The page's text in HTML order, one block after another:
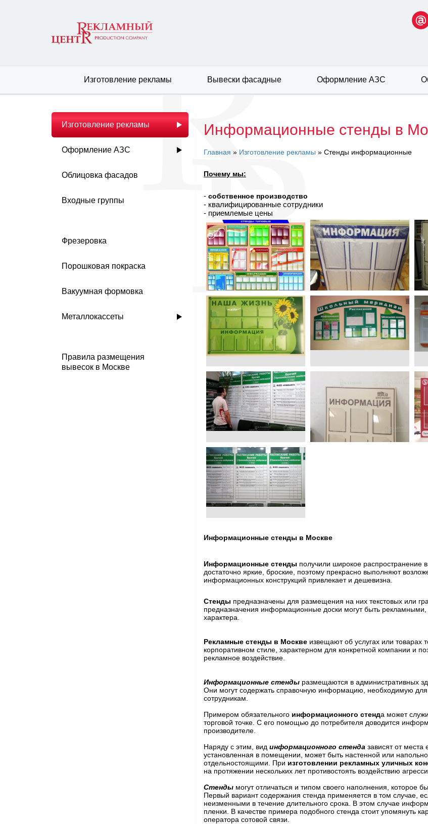
Изготовление рекламы Вывески фасадные Оформление АЗС
Изготовление рекламы
Оформление АЗС
Облицовка фасадов
Входные группы
Фрезеровка
Порошковая покраска
Вакуумная формовка
Металлокассеты
Правила размещения
вывесок в Москве
Информационные стенды в
Главная » Изготовление рекламы » Стенды информационные
Почему мы:
- собственное производство
- квалифицированные сотрудники
- приемлемые цены
Информационные стенды в Москве
Информационные стенды получили широкое распространение
достаточно яркие, броские, поэтому прекрасно выполняют
информационных конструкций привлекает и дешевизна.
Стенды предназначены для размещения на них текстовых или
предназначения информационные доски могут быть
характера.
Рекламные стенды в Москве извещают об услугах или
корпоративном стиле, характерном для конкретной компании и
рекламное воздействие.
Информационные стенды размещаются в административных
Они могут содержать справочную информацию, необходимую
сотрудникам.
Примером обязательного информационного стенда может
торговой точке. С его помощью до потребителя доводится
производителе.
Наряду с этим, вид информационного стенда зависят от
установленная в помещении, может быть настенной или
отдельностоящими. При изготовлении рекламных уличных
на протяжении нескольких лет противостоять воздействию
Стенды могут отличаться и типом своего наполнения,
Первый вариант содержания стенда применяется в том случае,
неизменными в течение длительного срока. В этом случае
пленки. В качестве примера подобного стенда стоит упомянуть
оператора сотовой связи.